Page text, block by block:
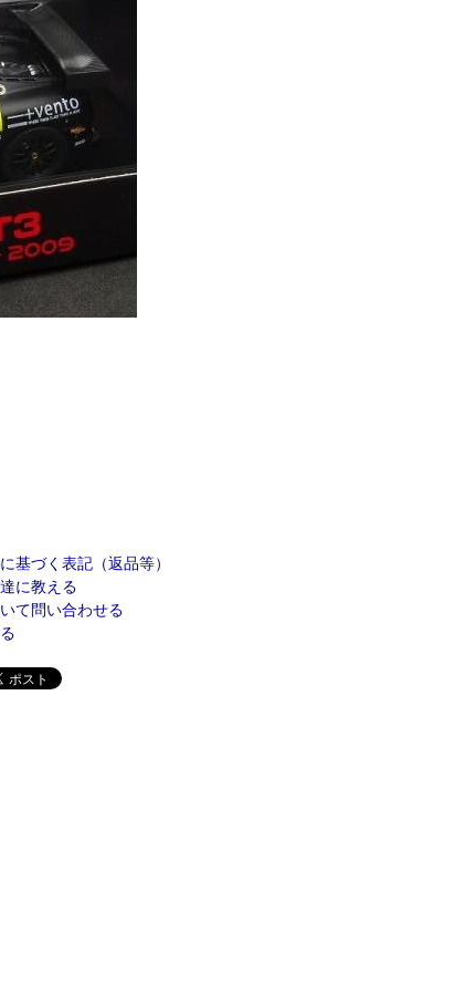
基づく表記（返品等）
に教える
て問い合わせる